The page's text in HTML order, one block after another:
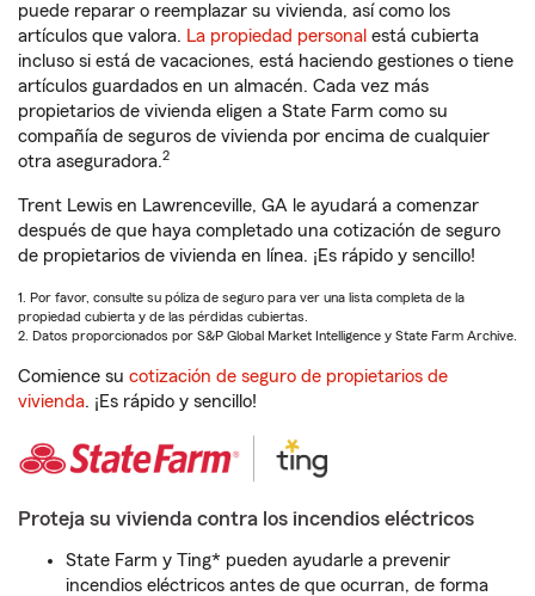
puede reparar o reemplazar su vivienda, así como los
artículos que valora. La propiedad personal está cubierta
incluso si está de vacaciones, está haciendo gestiones o tiene
artículos guardados en un almacén. Cada vez más
propietarios de vivienda eligen a State Farm como su
compañía de seguros de vivienda por encima de cualquier
otra aseguradora.2
Trent Lewis en Lawrenceville, GA le ayudará a comenzar
después de que haya completado una cotización de seguro
de propietarios de vivienda en línea. ¡Es rápido y sencillo!
1. Por favor, consulte su póliza de seguro para ver una lista completa de la
propiedad cubierta y de las pérdidas cubiertas.
2. Datos proporcionados por S&P Global Market Intelligence y State Farm Archive.
Comience su cotización de seguro de propietarios de
vivienda. ¡Es rápido y sencillo!
Proteja su vivienda contra los incendios eléctricos
State Farm y Ting* pueden ayudarle a prevenir
incendios eléctricos antes de que ocurran, de forma